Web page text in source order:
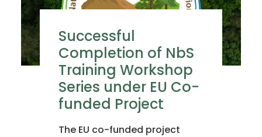
Successful
Completion of NbS
Training Workshop
Series under EU Co-
funded Project
The EU co-funded project